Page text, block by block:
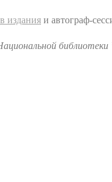
издания и автограф-
библиотеки